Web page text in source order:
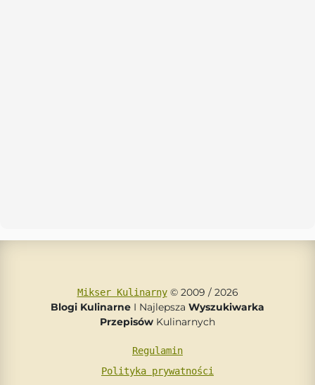
Mikser Kulinarny© 2009 / 2026
Blogi Kulinarne I Najlepsza Wyszukiwarka
Przepisów Kulinarnych
Regulamin
Polityka prywatności